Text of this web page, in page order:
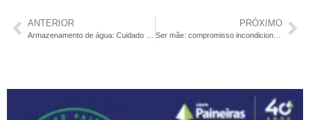
ANTERIOR PRÓXIMO
Ser mãe: compromisso incondicional com o amor